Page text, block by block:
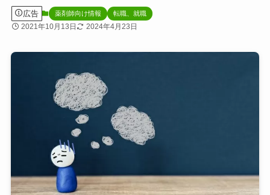
広告 薬剤師向け情報 転職、就職
2021年10月13日 2024年4月23日